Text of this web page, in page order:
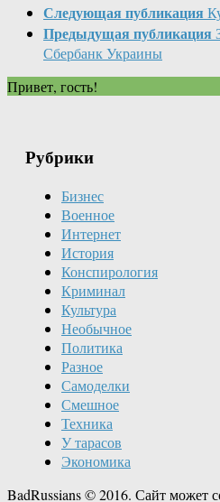
Следующая публикация
Предыдущая публикация
Сбербанк Украины
Привет, гость!
Рубрики
Бизнес
Военное
Интернет
История
Конспирология
Криминал
Культура
Необычное
Политика
Разное
Самоделки
Смешное
Техника
У тарасов
Экономика
BadRussians © 2016. Сайт может